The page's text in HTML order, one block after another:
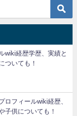
wiki経歴学歴、実績と
ついても！
ロフィールwiki経歴、
子供についても！